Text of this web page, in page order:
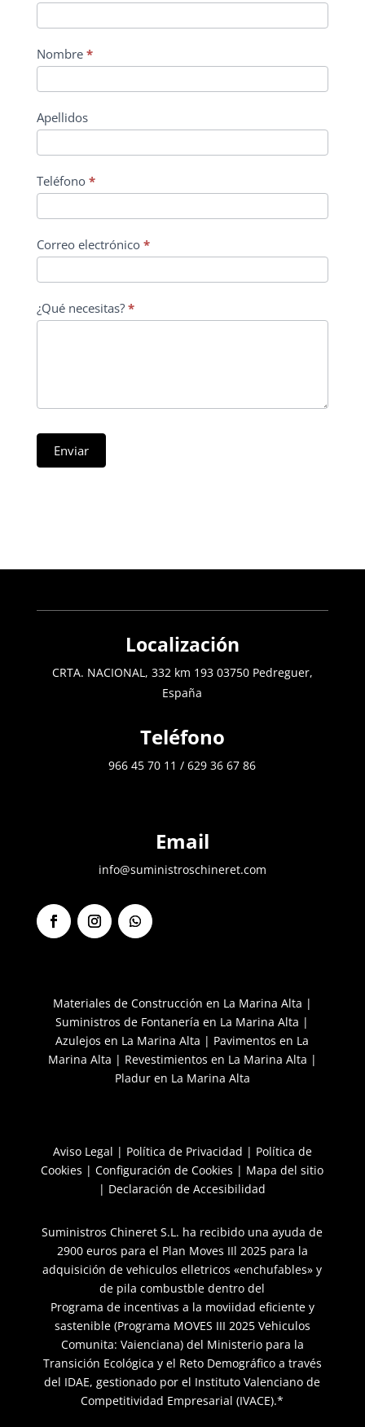
Nombre *
Apellidos
Teléfono *
Correo electrónico *
¿Qué necesitas? *
Enviar
Localización
CRTA. NACIONAL, 332 km 193 03750 Pedreguer,
España
Teléfono
966 45 70 11 / 629 36 67 86
Email
info@suministroschineret.com
F
a
g
r
a
m
S
r
Materiales de Construcción en La Marina Alta |
Suministros de Fontanería en La Marina Alta |
Azulejos en La Marina Alta | Pavimentos en La
Marina Alta | Revestimientos en La Marina Alta |
Pladur en La Marina Alta
Aviso Legal | Política de Privacidad | Política de
Cookies |Configuración de Cookies | Mapa del sitio
| Declaración de Accesibilidad
Suministros Chineret S.L. ha recibido una ayuda de
2900 euros para el Plan Moves IIl 2025 para la
adquisición de vehiculos elletricos «enchufables» y
de pila combustble dentro del
Programa de incentivas a la moviidad eficiente y
sastenible (Programa MOVES III 2025 Vehiculos
Comunita: Vaienciana) del Ministerio para la
Transición Ecológica y el Reto Demográfico a través
del IDAE, gestionado por el Instituto Valenciano de
Competitividad Empresarial (IVACE).*